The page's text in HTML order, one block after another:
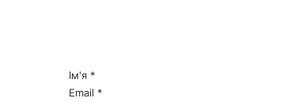
*Ім'я *
Email *